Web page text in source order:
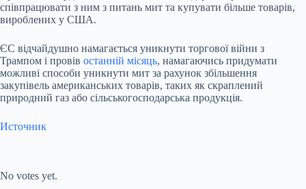
співпрацювати з ним з питань мит та купувати більше товарів,
вироблених у США.
ЄС відчайдушно намагається уникнути торгової війни з
Трампом і провів останній місяць, намагаючись придумати
можливі способи уникнути мит за рахунок збільшення
закупівель американських товарів, таких як скраплений
природний газ або сільськогосподарська продукція.
Источник
No votes yet.